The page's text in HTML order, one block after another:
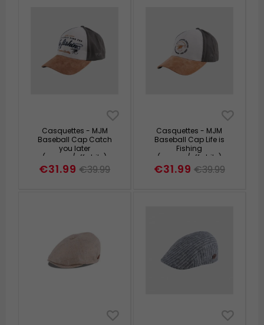
Casquettes - MJM
Baseball Cap Catch
you later
(orange/offwhite)
€31.99 €39.99
Casquettes - MJM
Baseball Cap Life is
Fishing
(orange/offwhite)
€31.99 €39.99